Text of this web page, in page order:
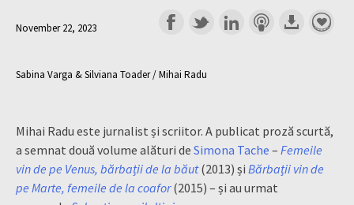
November 22, 2023
Sabina Varga & Silviana Toader / Mihai Radu
Mihai Radu este jurnalist și scriitor. A publicat proză scurtă,
a semnat două volume alături de Simona Tache – Femeile
vin de pe Venus, bărbații de la băut(2013) și Bărbații vin de
pe Marte, femeile de la coafor(2015) – și au urmat